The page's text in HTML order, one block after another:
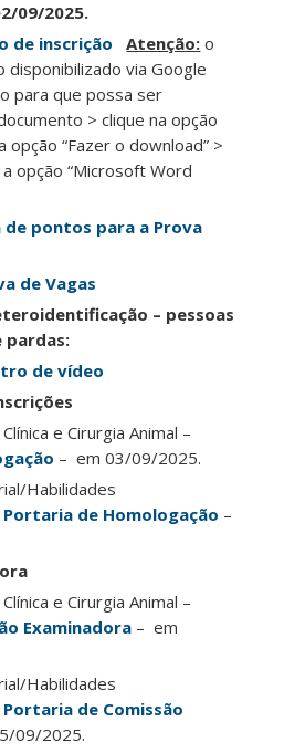
09/2025.
de inscrição
Atenção: o
disponibilizado via Google
para que possa ser
> clique na opção
opção “Fazer o download” >
opção “Microsoft Word
de pontos para a Prova
de Vagas
– pessoas
pardas:
de vídeo
e Cirurgia Animal –
– em 03/09/2025.
Habilidades
Portaria de Homologação –
e Cirurgia Animal –
Examinadora – em
Habilidades
Portaria de Comissão
09/2025.